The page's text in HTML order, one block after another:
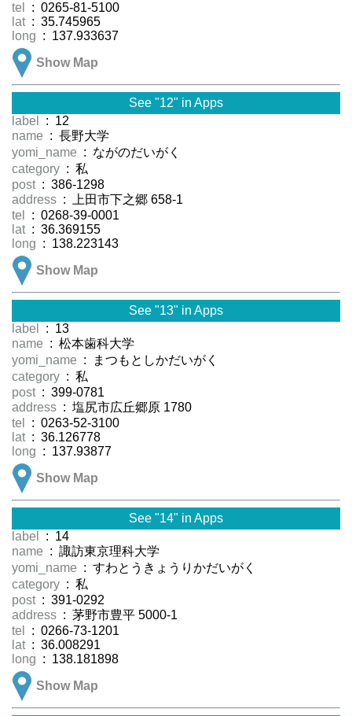
tel
: 0265-81-5100
lat : 35.745965
long : 137.933637
Show Map
See "12" in Apps
label
: 12
name : 長野大学
yomi_name : ながのだいがく
category : 私
post : 386-1298
address : 上田市下之郷 658-1
tel
: 0268-39-0001
lat : 36.369155
long : 138.223143
Show Map
See "13" in Apps
label
: 13
name : 松本歯科大学
yomi_name : まつもとしかだいがく
category : 私
post : 399-0781
address : 塩尻市広丘郷原 1780
tel
: 0263-52-3100
lat : 36.126778
long : 137.93877
Show Map
See "14" in Apps
label
: 14
name : 諏訪東京理科大学
yomi_name : すわとうきょうりかだいがく
category : 私
post : 391-0292
address : 茅野市豊平 5000-1
tel
: 0266-73-1201
lat : 36.008291
long : 138.181898
Show Map